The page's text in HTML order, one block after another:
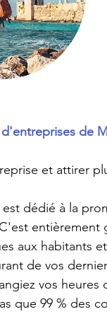
de
et attirer
dédié à la
aux habitants
de vos
vos
que 99 % des